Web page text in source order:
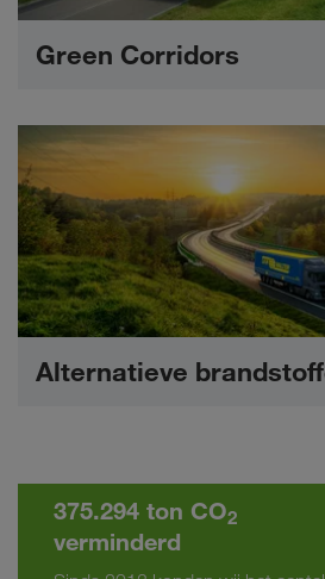
Green Corridors
375.294 ton CO2
verminderd